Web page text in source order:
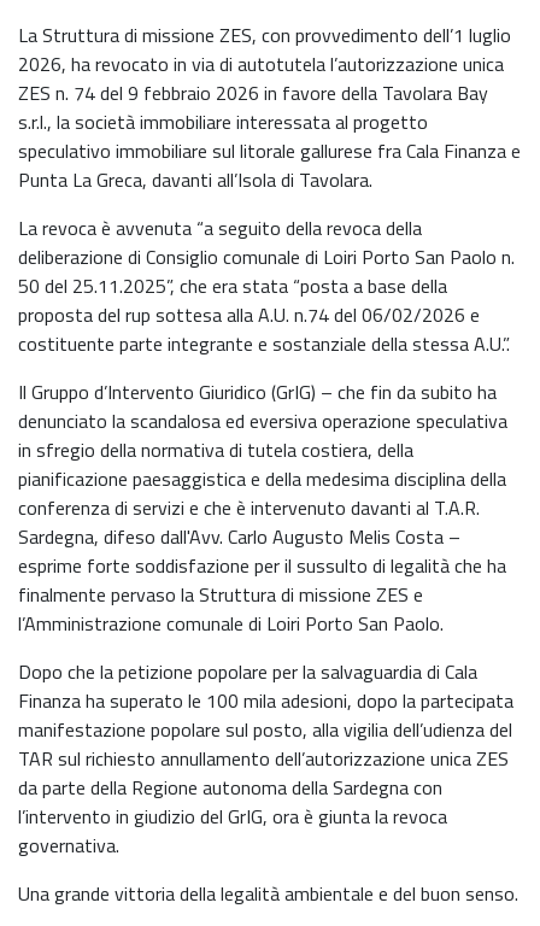
La Struttura di missione ZES, con provvedimento dell’1 luglio
2026, ha revocato in via di autotutela l’autorizzazione unica
ZES n. 74 del 9 febbraio 2026 in favore della Tavolara Bay
s.r.l., la società immobiliare interessata al progetto
speculativo immobiliare sul litorale gallurese fra Cala Finanza e
Punta La Greca, davanti all’Isola di Tavolara.
La revoca è avvenuta “a seguito della revoca della
deliberazione di Consiglio comunale di Loiri Porto San Paolo n.
50 del 25.11.2025”, che era stata “posta a base della
proposta del rup sottesa alla A.U. n.74 del 06/02/2026 e
costituente parte integrante e sostanziale della stessa A.U.”.
Il Gruppo d’Intervento Giuridico (GrIG) – che fin da subito ha
denunciato la scandalosa ed eversiva operazione speculativa
in sfregio della normativa di tutela costiera, della
pianificazione paesaggistica e della medesima disciplina della
conferenza di servizi e che è intervenuto davanti al T.A.R.
Sardegna, difeso dall'Avv. Carlo Augusto Melis Costa –
esprime forte soddisfazione per il sussulto di legalità che ha
finalmente pervaso la Struttura di missione ZES e
l’Amministrazione comunale di Loiri Porto San Paolo.
Dopo che la petizione popolare per la salvaguardia di Cala
Finanza ha superato le 100 mila adesioni, dopo la partecipata
manifestazione popolare sul posto, alla vigilia dell’udienza del
TAR sul richiesto annullamento dell’autorizzazione unica ZES
da parte della Regione autonoma della Sardegna con
l’intervento in giudizio del GrIG, ora è giunta la revoca
governativa.
Una grande vittoria della legalità ambientale e del buon senso.